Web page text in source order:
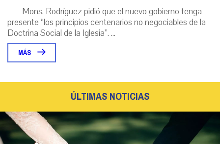
Mons. Rodríguez pidió que el nuevo gobierno tenga
presente “los principios centenarios no negociables de la
Doctrina Social de la Iglesia”. ...
MÁS
ÚLTIMAS NOTICIAS